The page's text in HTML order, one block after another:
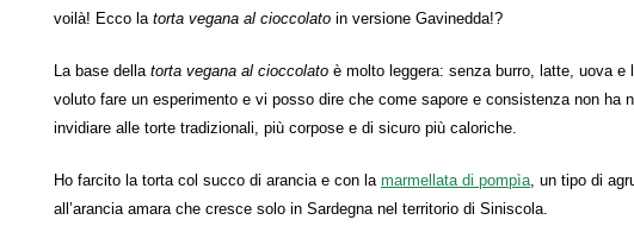
voilà! Ecco la torta vegana al cioccolato in versione Gavinedda!?
La base della torta vegana al cioccolato è molto leggera: senza burro, latte, uova e
voluto fare un esperimento e vi posso dire che come sapore e consistenza non ha
invidiare alle torte tradizionali, più corpose e di sicuro più caloriche.
Ho farcito la torta col succo di arancia e con la marmellata di pompìa , un tipo di
all’arancia amara che cresce solo in Sardegna nel territorio di Siniscola.